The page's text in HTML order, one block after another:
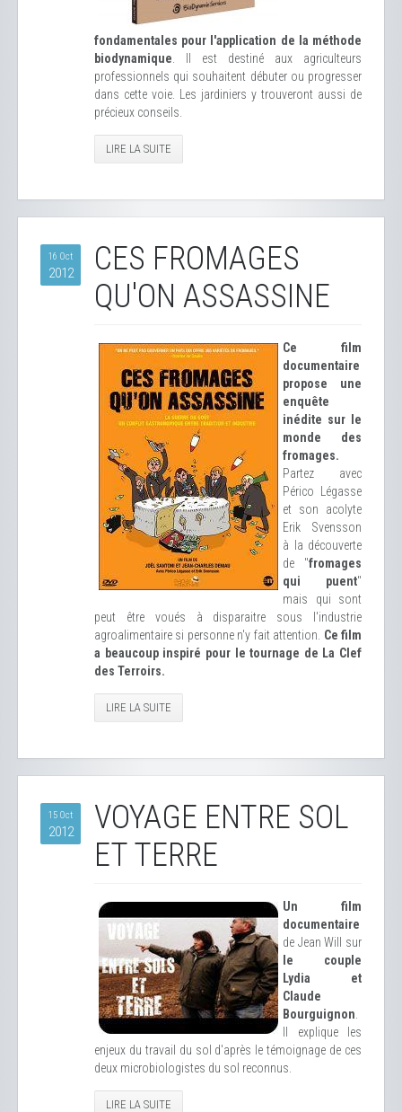
fondamentales pour l'application de la méthode
biodynamique . Il est destiné aux agriculteurs
professionnels qui souhaitent débuter ou progresser
dans cette voie. Les jardiniers y trouveront aussi de
précieux conseils.
LIRE LA SUITE
16 Oct
2012
CES FROMAGES
QU'ON ASSASSINE
Ce film
documentaire
propose une
enquête
inédite sur le
monde des
fromages.
Partez avec
Périco Légasse
et son acolyte
Erik Svensson
à la découverte
de "fromages
qui puent"
mais qui sont
peut être voués à disparaitre sous l'industrie
agroalimentaire si personne n'y fait attention. Ce film
a beaucoup inspiré pour le tournage de La Clef
des Terroirs.
LIRE LA SUITE
15 Oct
2012
VOYAGE ENTRE SOL
ET TERRE
Un film
documentaire
de Jean Will sur
le couple
Lydia et
Claude
Bourguignon
Il explique les
enjeux du travail du sol d'après le témoignage de ces
deux microbiologistes du sol reconnus.
LIRE LA SUITE